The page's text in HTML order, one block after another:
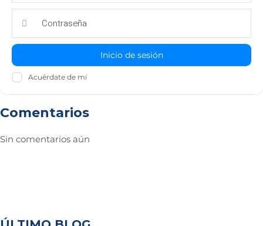
Inicio de sesión
Acuérdate de mí
Comentarios
Sin comentarios aún